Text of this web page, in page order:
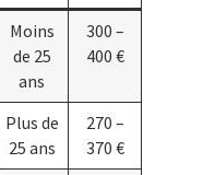
Moins
de 25
ans
300 –
400 €
Plus de
25 ans
270 –
370 €